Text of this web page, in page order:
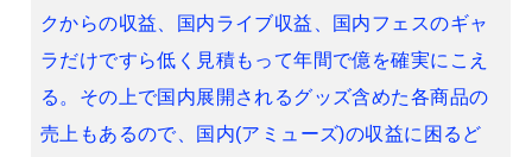
クからの収益、国内ライブ収益、国内フェスのギャ
ラだけですら低く見積もって年間で億を確実にこえ
る。その上で国内展開されるグッズ含めた各商品の
売上もあるので、国内(アミューズ)の収益に困るど